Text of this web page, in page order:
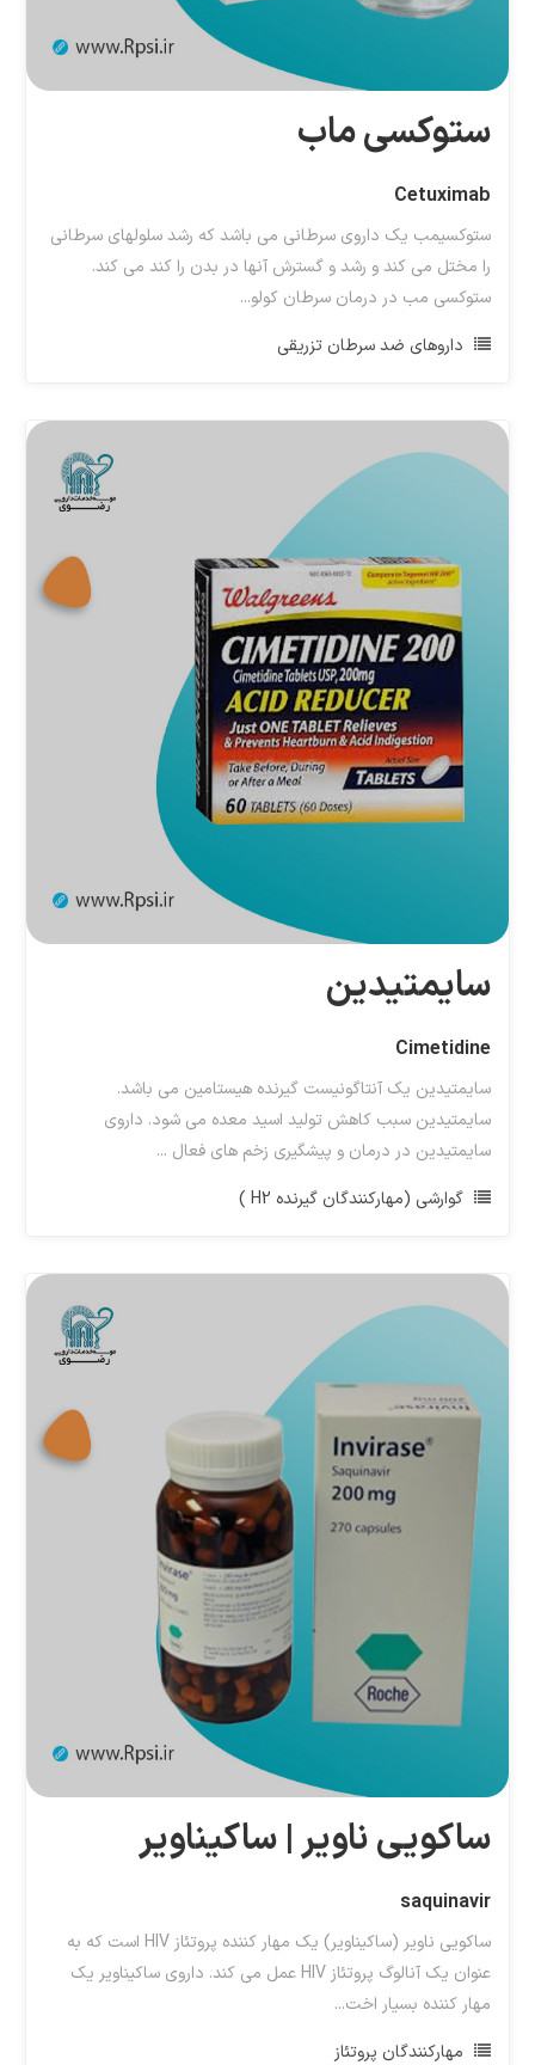
ستوکسی ماب
Cetuximab
ستوکسیمب یک داروی سرطانی می باشد که رشد سلولهای سرطانی
را مختل می کند و رشد و گسترش آنها در بدن را کند می کند.
ستوکسی مب در درمان سرطان کولو...
داروهای ضد سرطان تزریقی
سایمتیدین
Cimetidine
سایمتیدین یک آنتاگونیست گیرنده هیستامین می باشد.
سایمتیدین سبب کاهش تولید اسید معده می شود. داروی
سایمتیدین در درمان و پیشگیری زخم های فعال ...
گوارشی (مهارکنندگان گیرنده H2 )
ساکویی ناویر | ساکیناویر
saquinavir
ساکویی ناویر (ساکیناویر) یک مهار کننده پروتئاز HIV است که به
عنوان یک آنالوگ پروتئاز HIV عمل می کند. داروی ساکیناویر یک
مهار کننده بسیار اخت...
مهارکنندگان پروتئاز